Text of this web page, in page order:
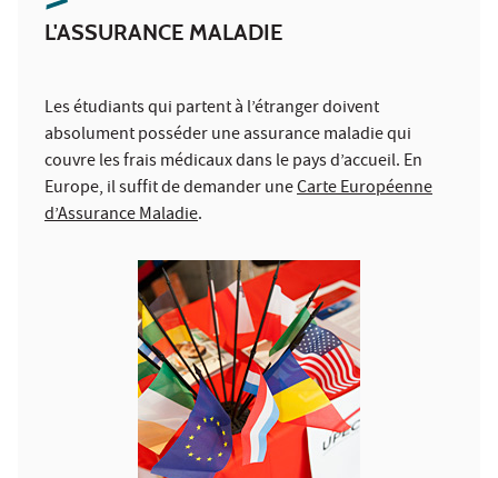
L'ASSURANCE MALADIE
Les étudiants qui partent à l’étranger doivent
absolument posséder une assurance maladie qui
couvre les frais médicaux dans le pays d’accueil. En
Europe, il suffit de demander uneCarte Européenne
d’Assurance Maladie.